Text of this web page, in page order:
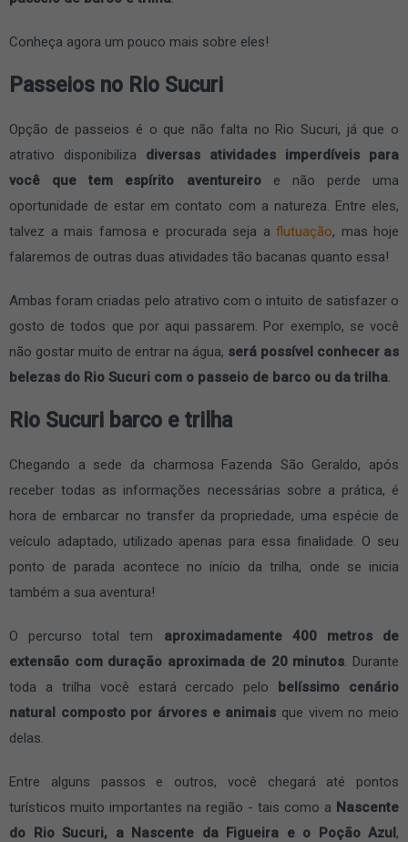
Conheça agora um pouco mais sobre eles!
Passeios no Rio Sucuri
Opção de passeios é o que não falta no Rio Sucuri, já que o
atrativo disponibiliza diversas atividades imperdíveis para
você que tem espírito aventureiroe não perde uma
oportunidade de estar em contato com a natureza. Entre eles,
talvez a mais famosa e procurada seja a flutuação, mas hoje
falaremos de outras duas atividades tão bacanas quanto essa!
Ambas foram criadas pelo atrativo com o intuito de satisfazer o
gosto de todos que por aqui passarem. Por exemplo, se você
não gostar muito de entrar na água, será possível conhecer as
belezas do Rio Sucuri com o passeio de barco ou da trilha
Rio Sucuri barco e trilha
Chegando a sede da charmosa Fazenda São Geraldo, após
receber todas as informações necessárias sobre a prática, é
hora de embarcar no transfer da propriedade, uma espécie de
veículo adaptado, utilizado apenas para essa finalidade. O seu
ponto de parada acontece no início da trilha, onde se inicia
também a sua aventura!
O percurso total tem aproximadamente 400 metros de
extensão com duração aproximada de 20 minutos . Durante
toda a trilha você estará cercado pelo belíssimo cenário
natural composto por árvores e animais que vivem no meio
delas.
Entre alguns passos e outros, você chegará até pontos
turísticos muito importantes na região - tais como a Nascente
do Rio Sucuri, a Nascente da Figueira e o Poção Azul,